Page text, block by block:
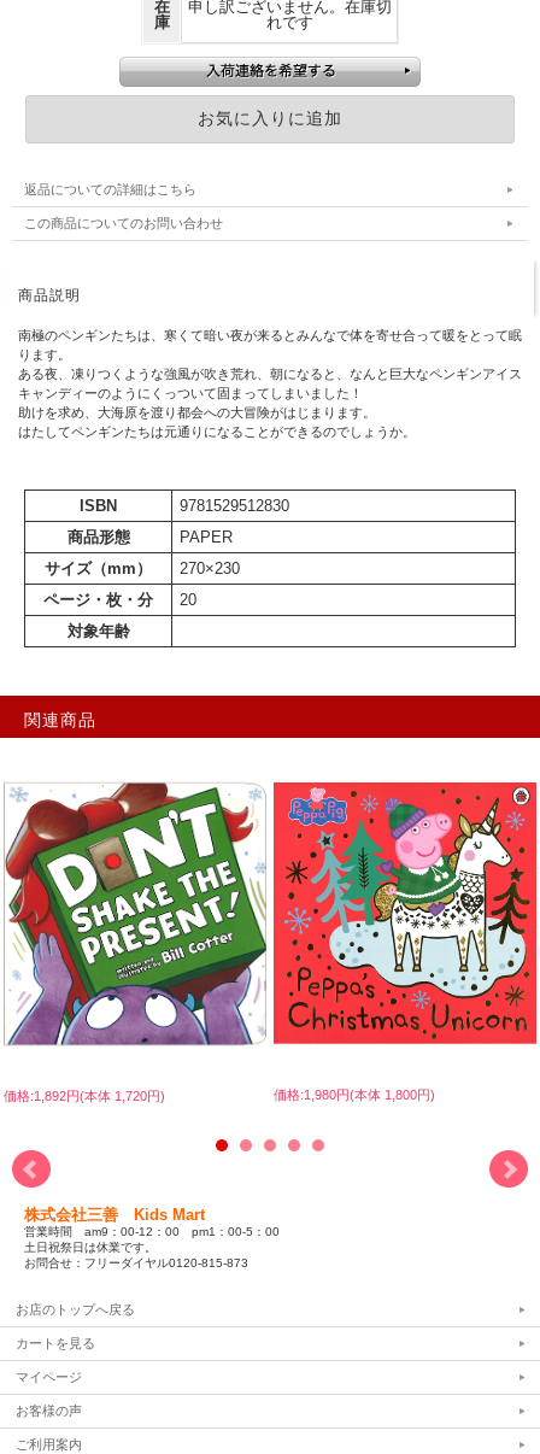
在
庫
申し訳ございません。在庫切
れです
返品についての詳細はこちら
この商品についてのお問い合わせ
商品説明
南極のペンギンたちは、寒くて暗い夜が来るとみんなで体を寄せ合って暖をとって眠
ります。
ある夜、凍りつくような強風が吹き荒れ、朝になると、なんと巨大なペンギンアイス
キャンディーのようにくっついて固まってしまいました！
助けを求め、大海原を渡り都会への大冒険がはじまります。
はたしてペンギンたちは元通りになることができるのでしょうか。
ISBN
9781529512830
商品形態
PAPER
サイズ（mm）
270×230
ページ・枚・分
20
対象年齢
関連商品
価格:1,892円(本体 1,720円) 価格:1,980円(本体 1,800円)
株式会社三善 Kids Mart
営業時間 am9：00-12：00 pm1：00-5：00
土日祝祭日は休業です。
お問合せ：フリーダイヤル0120-815-873
お店のトップへ戻る
カートを見る
マイページ
お客様の声
ご利用案内